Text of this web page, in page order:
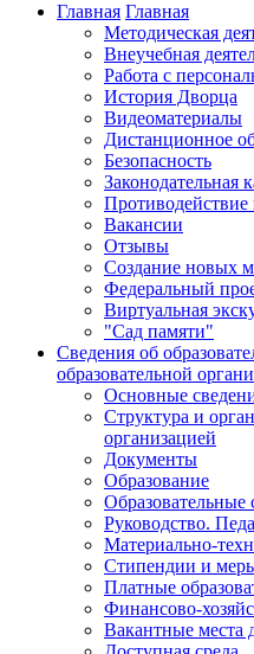
Главная Главная
Методическая
Внеучебная
Работа с
История Дворца
Видеоматериалы
Дистанционное
Безопасность
Законодательная
Противодействие
Вакансии
Отзывы
Создание новых
Федеральный
Виртуальная
"Сад памяти"
Сведения об
образовательной
Основные
Структура и
организацией
Документы
Образование
Образовательные
Руководство.
Материально-
Стипендии и
Платные
Финансово-
Вакантные места